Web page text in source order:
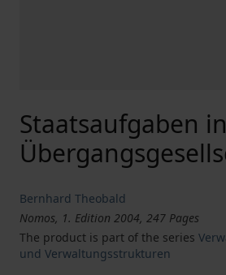
Staatsaufgaben in
Bernhard Theobald
Nomos, 1. Edition 2004, 247 Pages
The product is part of the series
und Verwaltungsstrukturen